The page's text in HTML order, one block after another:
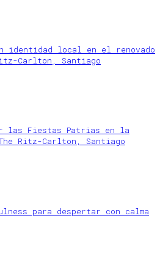
identidad local en el renovado
Carlton, Santiago
las Fiestas Patrias en la
Ritz-Carlton, Santiago
para despertar con calma